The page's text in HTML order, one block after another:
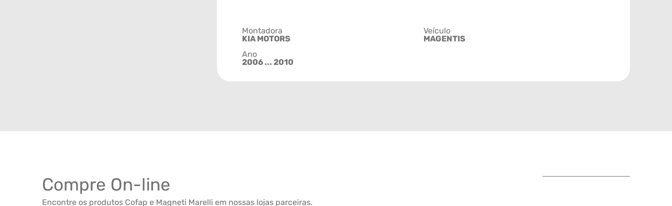
Montadora
KIA MOTORS
Veículo
MAGENTIS
Ano
2006 ... 2010
Compre On-line
Encontre os produtos Cofap e Magneti Marelli em nossas lojas parceiras.